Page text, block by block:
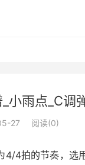
小雨点_C调
27 阅读(0)
4/4拍的节奏，选